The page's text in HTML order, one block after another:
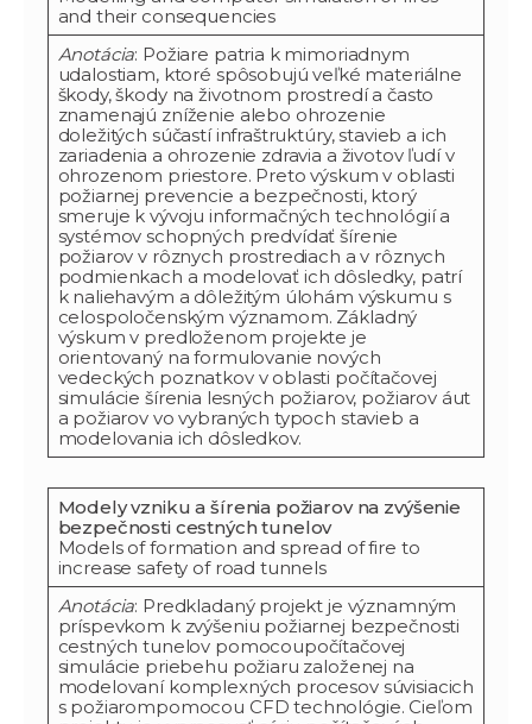
and their consequencies
Anotácia: Požiare patria k mimoriadnym
udalostiam, ktoré spôsobujú veľké materiálne
škody, škody na životnom prostredí a často
znamenajú zníženie alebo ohrozenie
doležitých súčastí infraštruktúry, stavieb a ich
zariadenia a ohrozenie zdravia a životov ľudí v
ohrozenom priestore. Preto výskum v oblasti
požiarnej prevencie a bezpečnosti, ktorý
smeruje k vývoju informačných technológií a
systémov schopných predvídať šírenie
požiarov v rôznych prostrediach a v rôznych
podmienkach a modelovať ich dôsledky, patrí
k naliehavým a dôležitým úlohám výskumu s
celospoločenským významom. Základný
výskum v predloženom projekte je
orientovaný na formulovanie nových
vedeckých poznatkov v oblasti počítačovej
simulácie šírenia lesných požiarov, požiarov áut
a požiarov vo vybraných typoch stavieb a
modelovania ich dôsledkov.
Modely vzniku a šírenia požiarov na zvýšenie
bezpečnosti cestných tunelov
Models of formation and spread of fire to
increase safety of road tunnels
Anotácia: Predkladaný projekt je významným
príspevkom k zvýšeniu požiarnej bezpečnosti
cestných tunelov pomocoupočítačovej
simulácie priebehu požiaru založenej na
modelovaní komplexných procesov súvisiacich
s požiarompomocou CFD technológie. Cieľom